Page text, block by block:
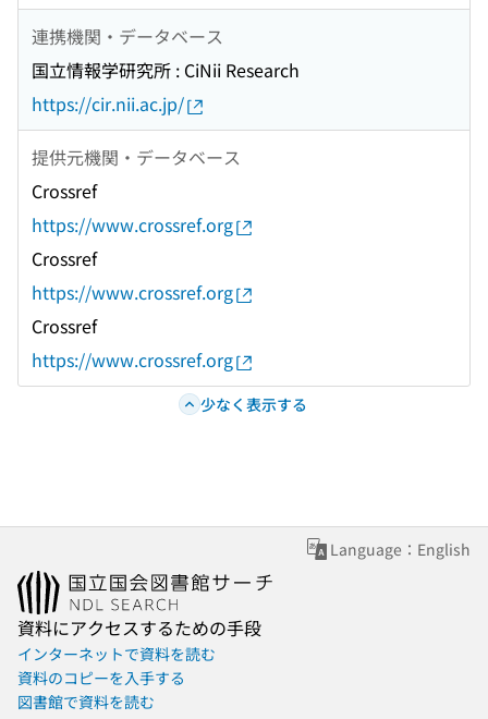
連携機関・データベース
国立情報学研究所 : CiNii Research
https://cir.nii.ac.jp/
提供元機関・データベース
Crossref
https://www.crossref.org
Crossref
https://www.crossref.org
Crossref
https://www.crossref.org
少なく表示する
Language：English
資料にアクセスするための手段
インターネットで資料を読む
資料のコピーを入手する
図書館で資料を読む